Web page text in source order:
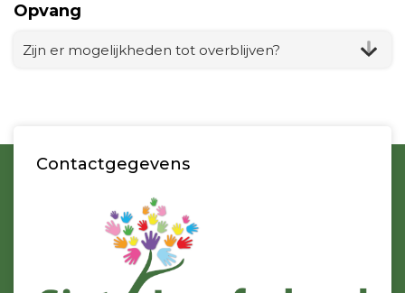
Opvang
Zijn er mogelijkheden tot overblijven?
Contactgegevens